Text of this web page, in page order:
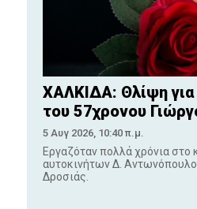
ΧΑΛΚΙΔΑ: Θλίψη
του 57χρονου
5 Αυγ 2026, 10:40 π.μ.
Εργαζόταν πολλά χρόνια στο
αυτοκινήτων Δ.
Δροσιάς.